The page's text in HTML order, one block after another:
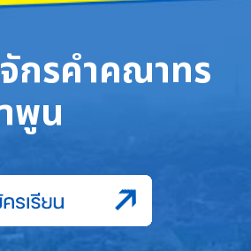
จักรคำคณาทร
พูน